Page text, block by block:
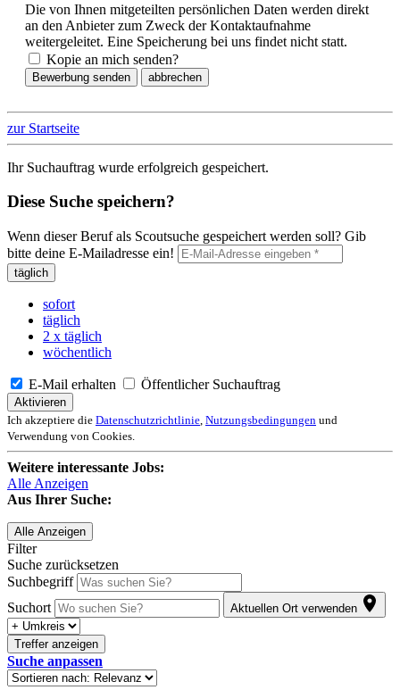
Die von Ihnen mitgeteilten persönlichen Daten werden direkt
an den Anbieter zum Zweck der Kontaktaufnahme
weitergeleitet. Eine Speicherung bei uns findet nicht statt.
Kopie an mich senden?
Bewerbung senden abbrechen
zur Startseite
Ihr Suchauftrag wurde erfolgreich gespeichert.
Diese Suche speichern?
Wenn dieser Beruf als Scoutsuche gespeichert werden soll? Gib
bitte deine E-Mailadresse ein!
täglich
sofort
täglich
2 x täglich
wöchentlich
E-Mail erhalten Öffentlicher Suchauftrag
Aktivieren
Ich akzeptiere die Datenschutzrichtlinie, Nutzungsbedingungen und
Verwendung von Cookies.
Weitere interessante Jobs:
Alle Anzeigen
Aus Ihrer Suche:
Alle Anzeigen
Filter
Suche zurücksetzen
Suchbegriff
Suchort
Aktuellen Ort verwenden
Treffer anzeigen
Suche anpassen